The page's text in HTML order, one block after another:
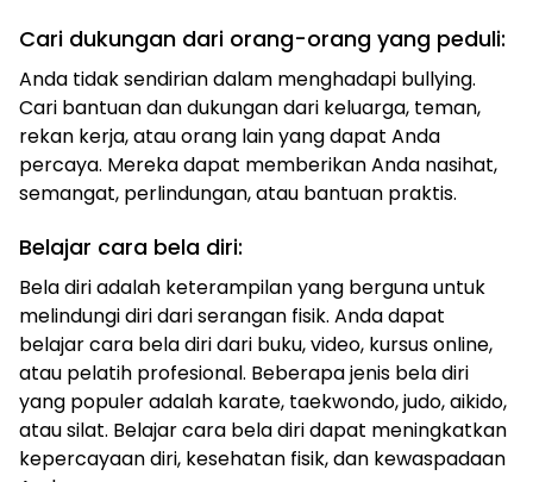
Cari dukungan dari orang-orang yang peduli:
Anda tidak sendirian dalam menghadapi bullying.
Cari bantuan dan dukungan dari keluarga, teman,
rekan kerja, atau orang lain yang dapat Anda
percaya. Mereka dapat memberikan Anda nasihat,
semangat, perlindungan, atau bantuan praktis.
Belajar cara bela diri:
Bela diri adalah keterampilan yang berguna untuk
melindungi diri dari serangan fisik. Anda dapat
belajar cara bela diri dari buku, video, kursus online,
atau pelatih profesional. Beberapa jenis bela diri
yang populer adalah karate, taekwondo, judo, aikido,
atau silat. Belajar cara bela diri dapat meningkatkan
kepercayaan diri, kesehatan fisik, dan kewaspadaan